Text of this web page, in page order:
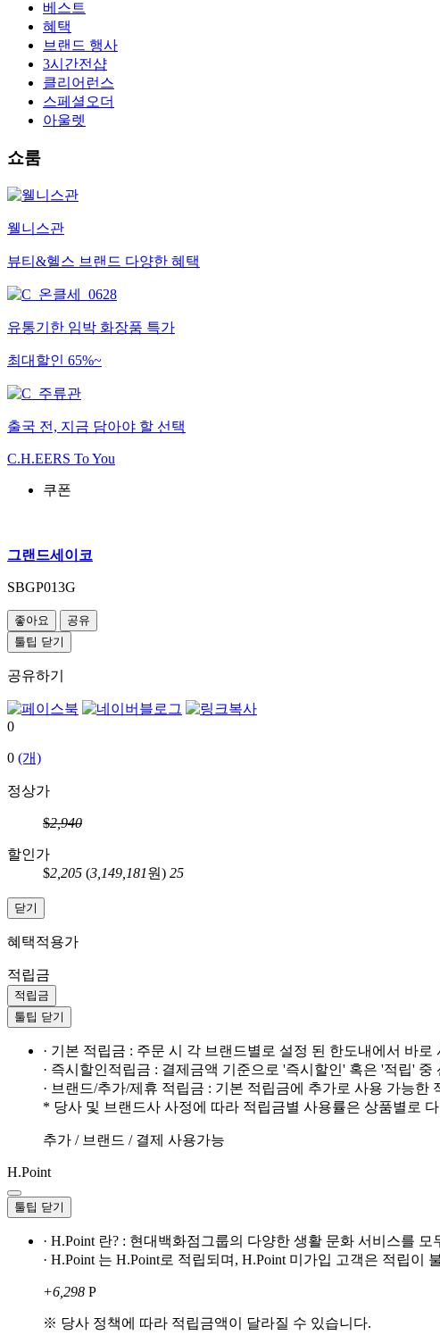
베스트
혜택
브랜드 행사
3시간전샵
클리어런스
스페셜오더
아울렛
쇼룸
웰니스관
뷰티&헬스 브랜드 다양한 혜택
유통기한 임박 화장품 특가
최대할인 65%~
출국 전, 지금 담아야 할 선택
C.H.EERS To You
쿠폰
그랜드세이코
SBGP013G
좋아요
공유
툴팁 닫기
공유하기
0
0 (개)
정상가
$2,940
할인가
$2,205 (3,149,181원) 25
닫기
혜택적용가
적립금
적립금
툴팁 닫기
· 기본 적립금 : 주문 시 각 브랜드별로 설정 된 한도내에서 바로
· 즉시할인적립금 : 결제금액 기준으로 '즉시할인' 혹은 '적립' 중
· 브랜드/추가/제휴 적립금 : 기본 적립금에 추가로 사용 가능
* 당사 및 브랜드사 사정에 따라 적립금별 사용률은 상품별로
추가 / 브랜드 / 결제 사용가능
H.Point
툴팁 닫기
· H.Point 란? : 현대백화점그룹의 다양한 생활 문화 서비스를
· H.Point 는 H.Point로 적립되며, H.Point 미가입 고객은 적립이
+6,298 P
※ 당사 정책에 따라 적립금액이 달라질 수 있습니다.